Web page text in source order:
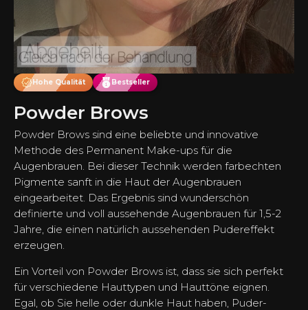
Hohe Qualität Bestseller
Powder Brows
Powder Brows sind eine beliebte und innovative
Methode des Permanent Make-ups für die
Augenbrauen. Bei dieser Technik werden farbechten
Pigmente sanft in die Haut der Augenbrauen
eingearbeitet. Das Ergebnis sind wunderschön
definierte und voll aussehende Augenbrauen für 1,5-2
Jahre, die einen natürlich aussehenden Pudereffekt
erzeugen.
Ein Vorteil von Powder Brows ist, dass sie sich perfekt
für verschiedene Hauttypen und Hauttöne eignen.
Egal, ob Sie helle oder dunkle Haut haben, Puder-